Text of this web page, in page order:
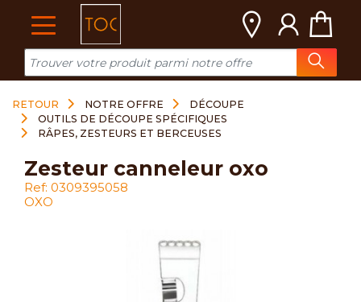
RETOUR NOTRE OFFRE
DÉCOUPE
OUTILS DE DÉCOUPE SPÉCIFIQUES
RÂPES, ZESTEURS ET BERCEUSES
zesteur canneleur oxo
Ref: 0309395058
OXO
Cookies management panel